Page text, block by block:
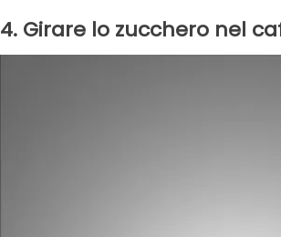
4. Girare lo zucchero nel